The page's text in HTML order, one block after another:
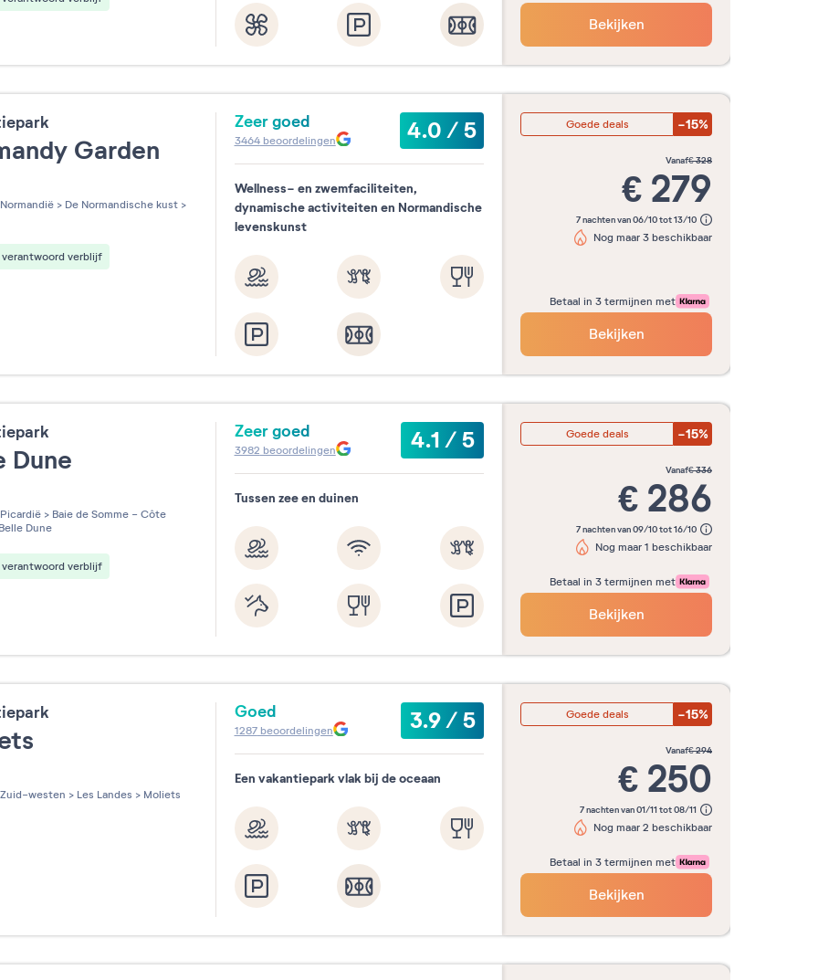
25 26 28 28 Bekijken
Garden
sur 5
Normandië > De Normandische kust >
verantwoord verblijf
Zeer goed 4.0/5
3464beoordelingen
Wellness- en zwemfaciliteiten,
dynamische activiteiten en Normandische
levenskunst
Goede deals -15%
vanaf€328
€ 279
7 nachten van 06/10 tot 13/10
Nog maar 3 beschikbaar
Betaal in 3 termijnen met
Bekijken
Dune
sur 5
Picardië > Baie de Somme - Côte
Belle Dune
verantwoord verblijf
Zeer goed 4.1/5
3982 beoordelingen
Tussen zee en duinen
Goede deals -15%
vanaf€336
€ 286
7 nachten van 09/10 tot 16/10
Nog maar 1 beschikbaar
Betaal in 3 termijnen met
Bekijken
sur 5
Zuid-westen > Les Landes > Moliets
Goed 3.9/5
1287beoordelingen
Een vakantiepark vlak bij de oceaan
Goede deals -15%
vanaf€294
€ 250
7 nachten van 01/11 tot 08/11
Nog maar 2 beschikbaar
Betaal in 3 termijnen met
Bekijken